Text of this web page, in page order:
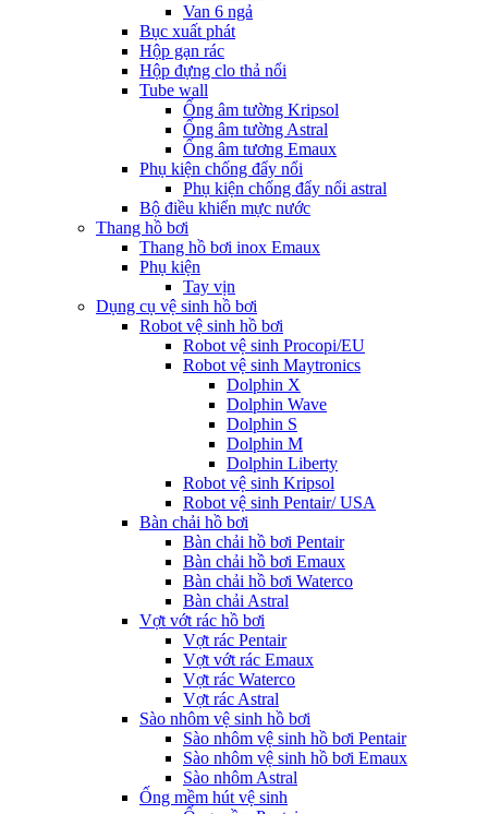
Van 6 ngả
Bục xuất phát
Hộp gạn rác
Hộp đựng clo thả nổi
Tube wall
Ống âm tường Kripsol
Ống âm tường Astral
Ống âm tương Emaux
Phụ kiện chống đẩy nổi
Phụ kiện chống đẩy nổi astral
Bộ điều khiển mực nước
Thang hồ bơi
Thang hồ bơi inox Emaux
Phụ kiện
Tay vịn
Dụng cụ vệ sinh hồ bơi
Robot vệ sinh hồ bơi
Robot vệ sinh Procopi/EU
Robot vệ sinh Maytronics
Dolphin X
Dolphin Wave
Dolphin S
Dolphin M
Dolphin Liberty
Robot vệ sinh Kripsol
Robot vệ sinh Pentair/ USA
Bàn chải hồ bơi
Bàn chải hồ bơi Pentair
Bàn chải hồ bơi Emaux
Bàn chải hồ bơi Waterco
Bàn chải Astral
Vợt vớt rác hồ bơi
Vợt rác Pentair
Vợt vớt rác Emaux
Vợt rác Waterco
Vợt rác Astral
Sào nhôm vệ sinh hồ bơi
Sào nhôm vệ sinh hồ bơi Pentair
Sào nhôm vệ sinh hồ bơi Emaux
Sào nhôm Astral
Ống mềm hút vệ sinh